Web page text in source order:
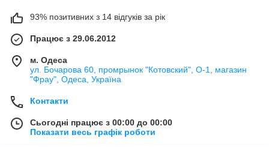
93% позитивних з 14 відгуків за рік
Працює з 29.06.2012
м. Одеса
ул. Бочарова 60, промрынок "Котовский", О-1, магазин
"Фрау", Одеса, Україна
Контакти
Сьогодні працює з 00:00 до 00:00
Показати весь графік роботи